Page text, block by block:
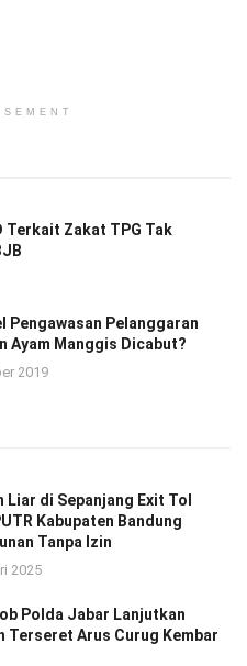
Terkait Zakat TPG Tak
Pengawasan Pelanggaran
Ayam Manggis Dicabut?
2019
Liar di Sepanjang Exit Tol
Kabupaten Bandung
Tanpa Izin
2025
Polda Jabar Lanjutkan
Terseret Arus Curug Kembar